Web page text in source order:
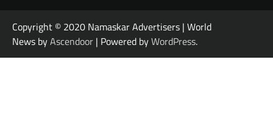
Copyright © 2020 Namaskar Advertisers | World
News byAscendoor | Powered byWordPress.